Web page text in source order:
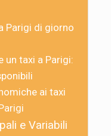
Parigi di giorno
un taxi a Parigi:
ai taxi
e Variabili